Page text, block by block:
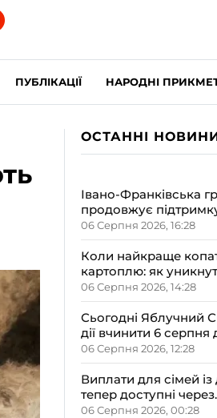
ПУБЛІКАЦІЇ НАРОДНІ
ОСТАННІ
Івано-Франківська
продовжує
з новонародженими
малюками
06 Серпня 2026, 16:28
Коли найкраще
картоплю: як
врожаю
06 Серпня 2026, 14:28
Сьогодні Яблучний
дії вчинити 6 серпня
залучення достатку та
злагоди в оселю
06 Серпня 2026, 12:28
Виплати для сімей із
тепер доступні через
«Дія.Картку»: деталі
06 Серпня 2026, 00:28